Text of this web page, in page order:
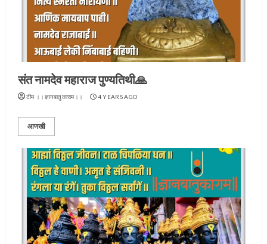
संत नामदेव महाराज पुण्यतिथी🙏
टीम ।।ज्ञानबातुकाराम।। 4 YEARS AGO
आणखी